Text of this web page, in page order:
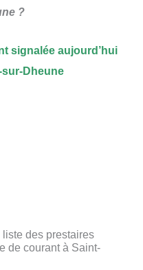
?
signalée aujourd’hui
Dheune
des prestaires
de courant à Saint-